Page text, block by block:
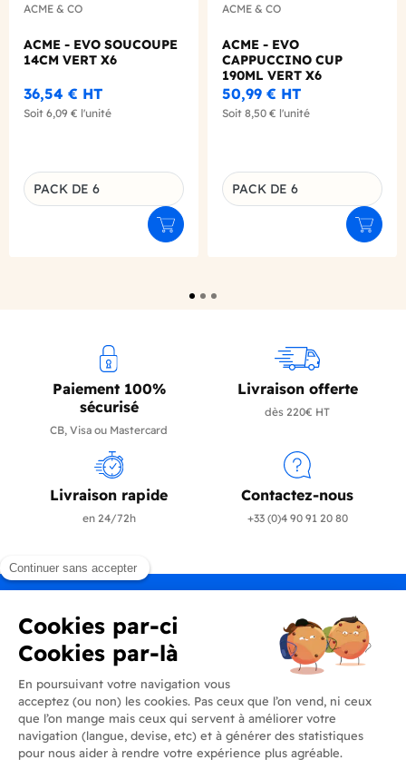
ACME & CO
ACME - EVO SOUCOUPE
14CM VERT X6
36,54 € HT
Soit 6,09 € l'unité
Déclinaison du produit
PACK DE 6
Ajouter au panier
ACME & CO
ACME - EVO
CAPPUCCINO CUP
190ML VERT X6
50,99 € HT
Soit 8,50 € l'unité
Déclinaison du produit
PACK DE 6
Paiement 100%
sécurisé
CB, Visa ou Mastercard
Livraison offerte
dès 220€ HT
Livraison rapide
en 24/72h
Contactez-nous
+33 (0)4 90 91 20 80